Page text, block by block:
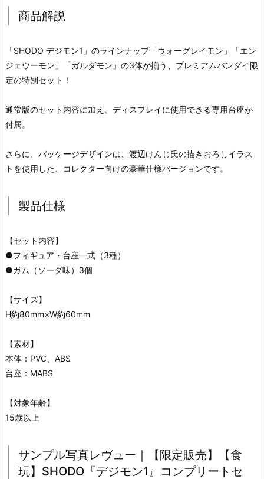
商品解説
「SHODO デジモン1」のラインナップ「ウォーグレイモン」「エン
ジェウーモン」「ガルダモン」の3体が揃う、プレミアムバンダイ限
定の特別セット！
通常版のセット内容に加え、ディスプレイに使用できる専用台座が
付属。
さらに、パッケージデザインは、渡辺けんじ氏の描きおろしイラス
トを使用した、コレクター向けの豪華仕様バージョンです。
製品仕様
【セット内容】
●フィギュア・台座一式（3種）
●ガム（ソーダ味）3個
【サイズ】
H約80mm×W約60mm
【素材】
本体：PVC、ABS
台座：MABS
【対象年齢】
15歳以上
サンプル写真レヴュー｜【限定販売】【食
玩】SHODO『デジモン1』コンプリートセ